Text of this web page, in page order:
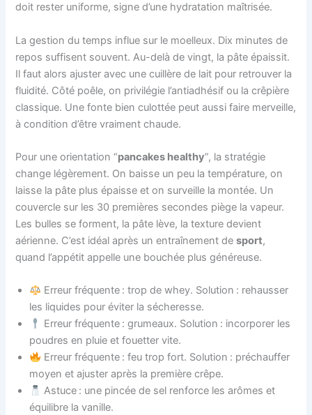
doit rester uniforme, signe d’une hydratation maîtrisée.
La gestion du temps influe sur le moelleux. Dix minutes de
repos suffisent souvent. Au-delà de vingt, la pâte épaissit.
Il faut alors ajuster avec une cuillère de lait pour retrouver la
fluidité. Côté poêle, on privilégie l’antiadhésif ou la crêpière
classique. Une fonte bien culottée peut aussi faire merveille,
à condition d’être vraiment chaude.
Pour une orientation “pancakes healthy”, la stratégie
change légèrement. On baisse un peu la température, on
laisse la pâte plus épaisse et on surveille la montée. Un
couvercle sur les 30 premières secondes piège la vapeur.
Les bulles se forment, la pâte lève, la texture devient
aérienne. C’est idéal après un entraînement desport,
quand l’appétit appelle une bouchée plus généreuse.
Erreur fréquente : trop de whey. Solution : rehausser
les liquides pour éviter la sécheresse.
Erreur fréquente : grumeaux. Solution : incorporer les
poudres en pluie et fouetter vite.
Erreur fréquente : feu trop fort. Solution : préchauffer
moyen et ajuster après la première crêpe.
Astuce : une pincée de sel renforce les arômes et
équilibre la vanille.